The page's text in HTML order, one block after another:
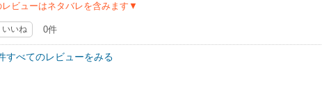
レビューはネタバレを含みます▼
いいね 0件
すべてのレビューをみる